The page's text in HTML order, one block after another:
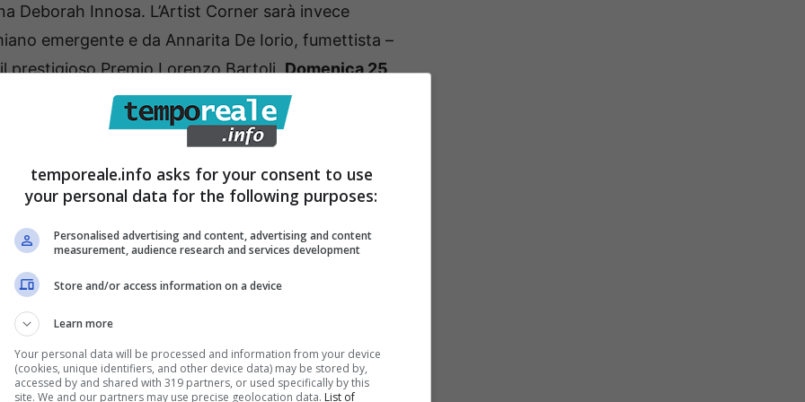
Deborah Innosa. L’Artist Corner sarà invece
emergente e da Annarita De Iorio, fumettista –
prestigioso Premio Lorenzo Bartoli.Domenica 25
a premi
a cura Associazione Horus alle 18, il
D. Dramelay sempre alle 18, mentre alle 22.30
Master d’eccezione.
disponibile un set fotografico Cosplaydedicato a
Cosplay invece si potranno incontrare
gaetani Dakkonart, Ritha e Sogno di Drago
alla cultura del Cosplay.
(fino a 13 anni) in cui eleggeremo Miglior Cosplay
Miglior Coppia Cosplay Junior. A seguire una
25 agosto alle 22 si svolgerà la Gara Cosplay
Miglior Cosplay Femminile, Miglior Coppia
temporeale.info asks for your consent to use
your personal data for the following purposes:
Personalised advertising and content, advertising and content
measurement, audience research and services development
Store and/or access information on a device
Learn more
Your personal data will be processed and information from your device
(cookies, unique identifiers, and other device data) may be stored by,
accessed by and shared with 319 partners, or used specifically by this
site. We and our partners may use precise geolocation data. List of